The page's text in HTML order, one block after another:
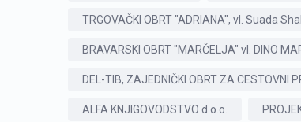
TRGOVAČKI OBRT "ADRIANA", vl. Suada
BRAVARSKI OBRT "MARČELJA" vl. DINO
DEL-TIB, ZAJEDNIČKI OBRT ZA CESTOVNI
ALFA KNJIGOVODSTVO d.o.o.